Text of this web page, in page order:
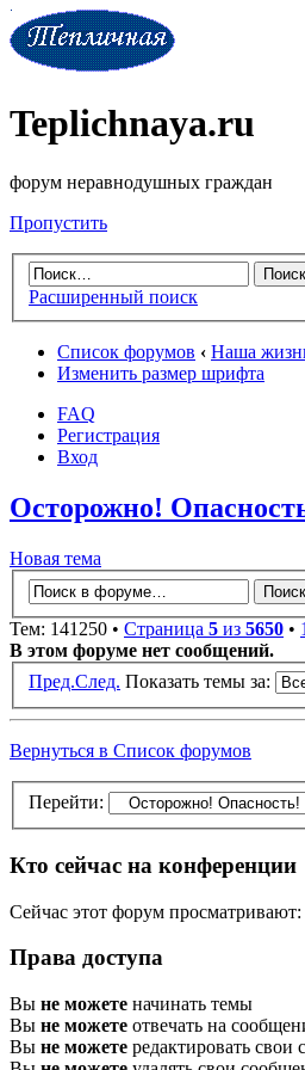
Teplichnaya.ru
форум неравнодушных граждан
Пропустить
Расширенный поиск
Список форумов ‹ Наша
Изменить размер шрифта
FAQ
Регистрация
Вход
Осторожно!
Новая тема
Тем: 141250 • Страница 5 из 5650 • 1
В этом форуме нет сообщений.
Пред.След. Показать темы за:
Вернуться в Список форумов
Перейти:
Кто сейчас на конференции
Сейчас этот форум просматривают:
Права доступа
Вы не можете начинать темы
Вы не можете отвечать на
Вы не можете редактировать свои